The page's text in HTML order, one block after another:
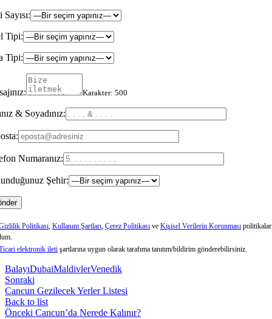
Tipi:
Tipi:
Karakter: 500
& Soyadınız:
Numaranız:
Şehir:
Politikası, Kullanım Şartları, Çerez Politikası ve Kişisel Verilerin Korunması
elektronik ileti şartlarına uygun olarak tarafıma tanıtım/bildirim gönderebilirsiniz.
BalayıDubaiMaldivlerVenedik
Sonraki
Cancun Gezilecek Yerler Listesi
Back to list
Önceki Cancun’da Nerede Kalınır?